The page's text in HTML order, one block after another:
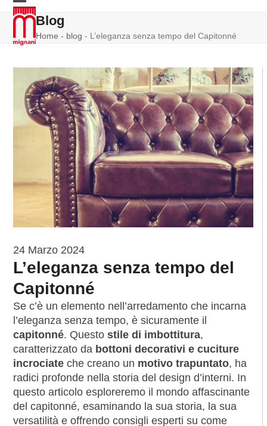
Skip
content
Open
mobile
menu
Close
mobile
menu
Blog
Home - blog - L’eleganza senza tempo del Capitonné
24 Marzo 2024
L’eleganza senza tempo del
Capitonné
Se c’è un elemento nell’arredamento che incarna
l’eleganza senza tempo, è sicuramente il
capitonné. Questostile di imbottitura,
caratterizzato da bottoni decorativi e cuciture
incrociate che creano un motivo trapuntato, ha
radici profonde nella storia del design d’interni. In
questo articolo esploreremo il mondo affascinante
del capitonné, esaminando la sua storia, la sua
versatilità e offrendo consigli esperti su come